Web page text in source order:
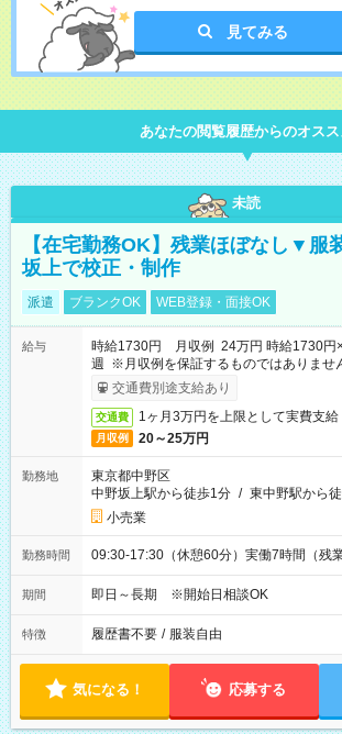
見てみる
あなたの閲覧履歴からのオスス
未読
【在宅勤務OK】残業ほぼなし▼服
坂上で校正・制作
派遣 ブランクOK WEB登録・面接OK
給与
時給1730円 月収例 24万円 時給1730円
週 ※月収例を保証するものではありませ
ービス利用可（利用条件有）
交通費別途支給あり
交通費 1ヶ月3万円を上限として実費支給
月収例 20～25万円
勤務地
東京都中野区
中野坂上駅から徒歩1分 / 東中野駅から
小売業
勤務時間 09:30-17:30（休憩60分）実働7時間（残
期間 即日～長期 ※開始日相談OK
特徴 履歴書不要 / 服装自由
気になる！ 応募する